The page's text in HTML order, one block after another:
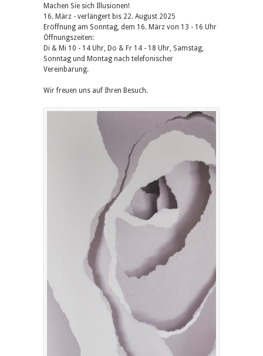
Machen Sie sich Illusionen!
16. März - verlängert bis 22. August 2025
Eröffnung am Sonntag, dem 16. März von 13 - 16 Uhr
Öffnungszeiten:
Di & Mi 10 - 14 Uhr, Do & Fr 14 - 18 Uhr, Samstag,
Sonntag und Montag nach telefonischer
Vereinbarung.
Wir freuen uns auf Ihren Besuch.